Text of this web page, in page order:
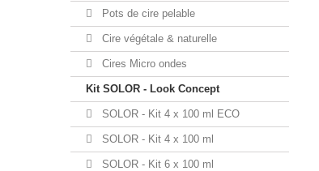
Pots de cire pelable
Cire végétale & naturelle
Cires Micro ondes
Kit SOLOR - Look Concept
SOLOR - Kit 4 x 100 ml ECO
SOLOR - Kit 4 x 100 ml
SOLOR - Kit 6 x 100 ml